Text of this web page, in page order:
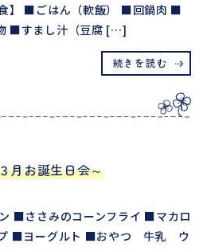
】 ■ごはん（軟飯） ■回鍋肉 ■
■すまし汁（豆腐 […]
続きを読む
月お誕生日会～
■ささみのコーンフライ ■マカロ
プ ■ヨーグルト ■おやつ 牛乳 ウ